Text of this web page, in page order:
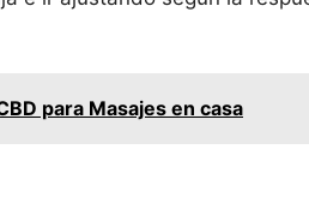
para Masajes en casa